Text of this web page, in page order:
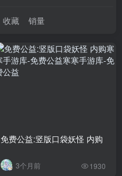
收藏 销量
免费公益:竖版口袋妖怪 内购
3个月前 1930